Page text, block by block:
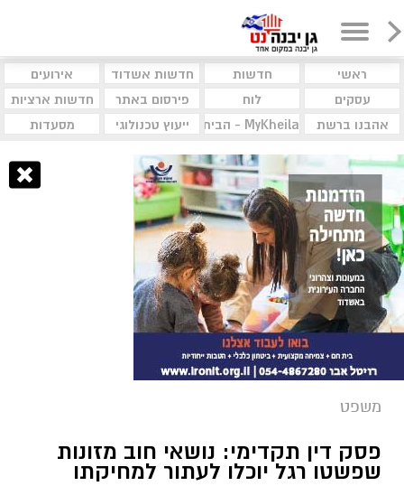
ראשי חדשות חדשות אשדוד
אירועים
עסקים
לוח פירסום באתר
חדשות ארציות
אהבנו ברשת
MyKheila - הבית לעסקים וקהילות ייעוץ טכנולוגי מסעדות
משפט
פסק דין תקדימי: נושאי חוב מזונות
שפשטו רגל יוכלו לעתור למחיקתו